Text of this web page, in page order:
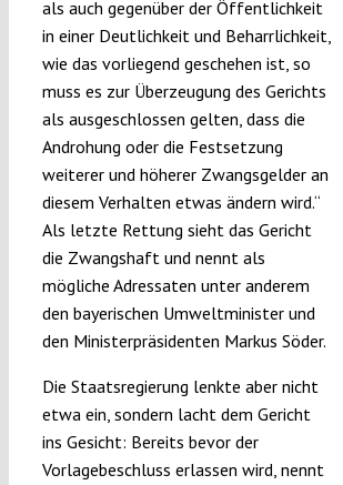
als auch gegenüber der Öffentlichkeit
in einer Deutlichkeit und Beharrlichkeit,
wie das vorliegend geschehen ist, so
muss es zur Überzeugung des Gerichts
als ausgeschlossen gelten, dass die
Androhung oder die Festsetzung
weiterer und höherer Zwangsgelder an
diesem Verhalten etwas ändern wird.“
Als letzte Rettung sieht das Gericht
die Zwangshaft und nennt als
mögliche Adressaten unter anderem
den bayerischen Umweltminister und
den Ministerpräsidenten Markus Söder.
Die Staatsregierung lenkte aber nicht
etwa ein, sondern lacht dem Gericht
ins Gesicht: Bereits bevor der
Vorlagebeschluss erlassen wird, nennt